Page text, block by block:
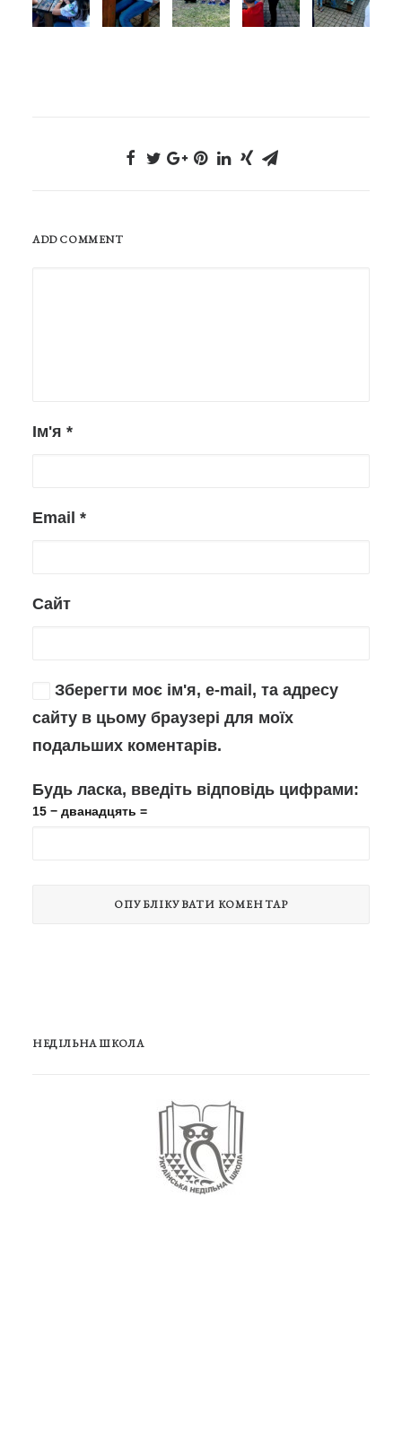
ADD COMMENT
Ім'я *
Email *
Сайт
Зберегти моє ім'я, e-mail, та адресу
сайту в цьому браузері для моїх
подальших коментарів.
Будь ласка, введіть відповідь цифрами:
15 − дванадцять =
НЕДІЛЬНА ШКОЛА